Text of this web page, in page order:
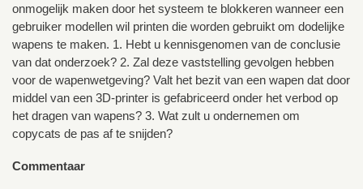
onmogelijk maken door het systeem te blokkeren wanneer een
gebruiker modellen wil printen die worden gebruikt om dodelijke
wapens te maken. 1. Hebt u kennisgenomen van de conclusie
van dat onderzoek? 2. Zal deze vaststelling gevolgen hebben
voor de wapenwetgeving? Valt het bezit van een wapen dat door
middel van een 3D-printer is gefabriceerd onder het verbod op
het dragen van wapens? 3. Wat zult u ondernemen om
copycats de pas af te snijden?
Commentaar